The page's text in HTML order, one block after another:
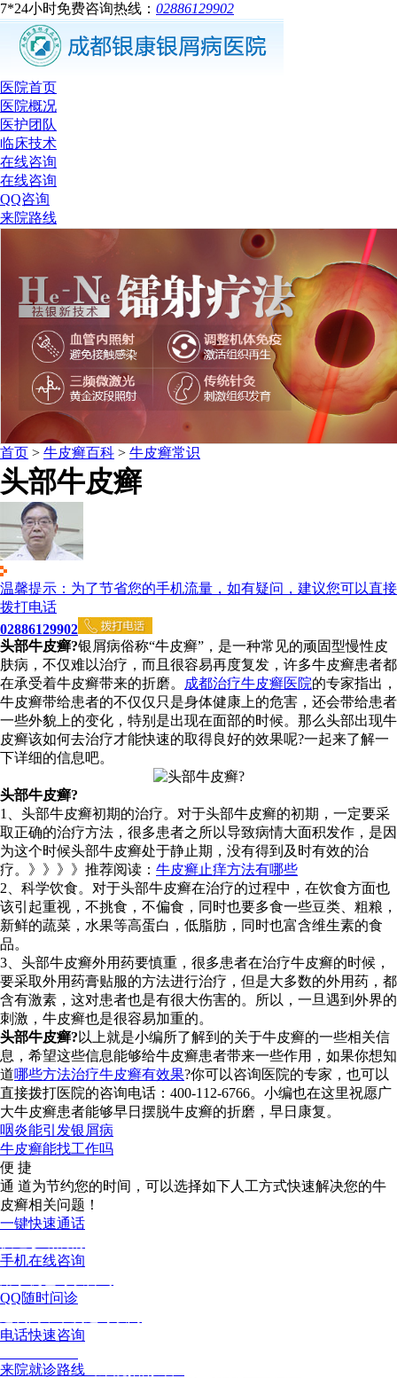
7*24小时免费咨询热线： 02886129902
医院首页
医院概况
医护团队
临床技术
在线咨询
在线咨询
QQ咨询
来院路线
首页 > 牛皮癣百科 > 牛皮癣常识
头部牛皮癣
温馨提示：为了节省您的手机流量，如有疑问，建议您可以直接
拨打电话
02886129902
头部牛皮癣?银屑病俗称“牛皮癣”，是一种常见的顽固型慢性皮
肤病，不仅难以治疗，而且很容易再度复发，许多牛皮癣患者都
在承受着牛皮癣带来的折磨。
成都治疗牛皮癣医院的专家指出，
牛皮癣带给患者的不仅仅只是身体健康上的危害，还会带给患者
一些外貌上的变化，特别是出现在面部的时候。那么头部出现牛
皮癣该如何去治疗才能快速的取得良好的效果呢?一起来了解一
下详细的信息吧。
头部牛皮癣?
1、头部牛皮癣初期的治疗。对于头部牛皮癣的初期，一定要采
取正确的治疗方法，很多患者之所以导致病情大面积发作，是因
为这个时候头部牛皮癣处于静止期，没有得到及时有效的治
疗。》》》》推荐阅读： 牛皮癣止痒方法有哪些
2、科学饮食。对于头部牛皮癣在治疗的过程中，在饮食方面也
该引起重视，不挑食，不偏食，同时也要多食一些豆类、粗粮，
新鲜的蔬菜，水果等高蛋白，低脂肪，同时也富含维生素的食
品。
3、头部牛皮癣外用药要慎重，很多患者在治疗牛皮癣的时候，
要采取外用药膏贴服的方法进行治疗，但是大多数的外用药，都
含有激素，这对患者也是有很大伤害的。所以，一旦遇到外界的
刺激，牛皮癣也是很容易加重的。
头部牛皮癣? 以上就是小编所了解到的关于牛皮癣的一些相关信
息，希望这些信息能够给牛皮癣患者带来一些作用，如果你想知
道哪些方法治疗牛皮癣有效果?你可以咨询医院的专家，也可以
直接拨打医院的咨询电话：400-112-6766。小编也在这里祝愿广
大牛皮癣患者能够早日摆脱牛皮癣的折磨，早日康复。
咽炎能引发银屑病
牛皮癣能找工作吗
便 捷
通 道为节约您的时间，可以选择如下人工方式快速解决您的牛
皮癣相关问题！
一键快速通话
手机在线咨询
QQ随时问诊
电话快速咨询
来院就诊路线